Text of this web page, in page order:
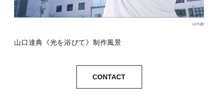
山口達典《光を浴びて》制作風景
CONTACT